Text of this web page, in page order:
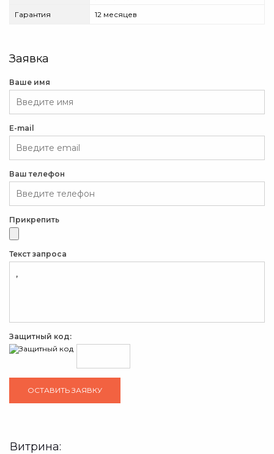
Гарантия 12 месяцев
Заявка
Ваше имя
E-mail
Ваш телефон
Прикрепить
Текст запроса
Защитный код:
Витрина: